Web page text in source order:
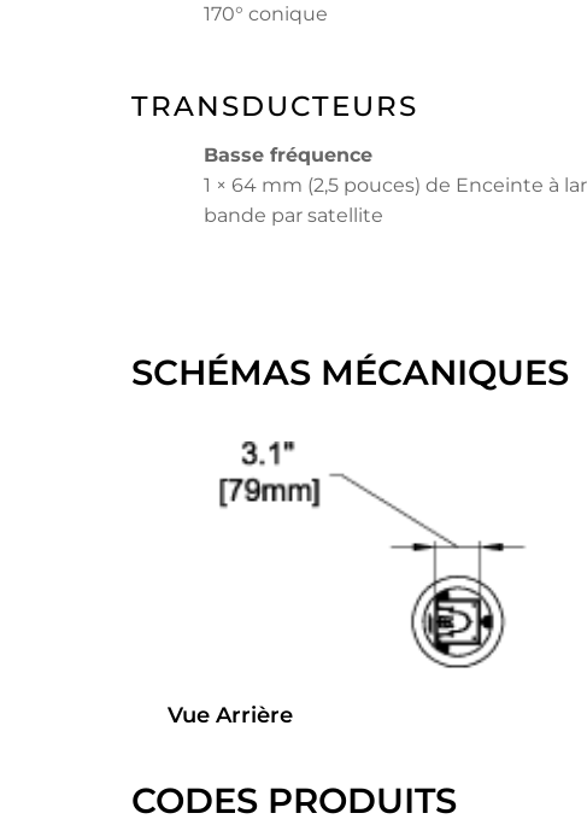
170° conique
TRANSDUCTEURS
Basse fréquence
1 × 64 mm (2,5 pouces) de Enceinte à
bande par satellite
SCHÉMAS MÉCANIQUES
Vue Arrière
CODES PRODUITS